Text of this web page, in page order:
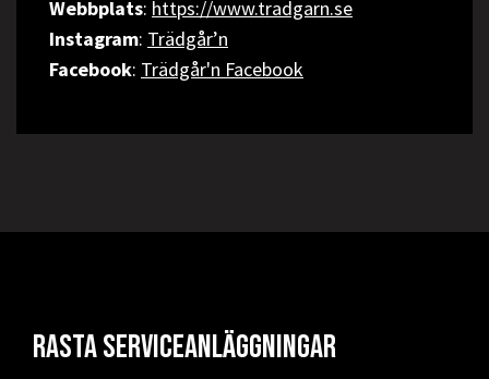
Webbplats: https://www.tradgarn.se
Instagram: Trädgår’n
Facebook: Trädgår'n Facebook
Rasta serviceanläggningar